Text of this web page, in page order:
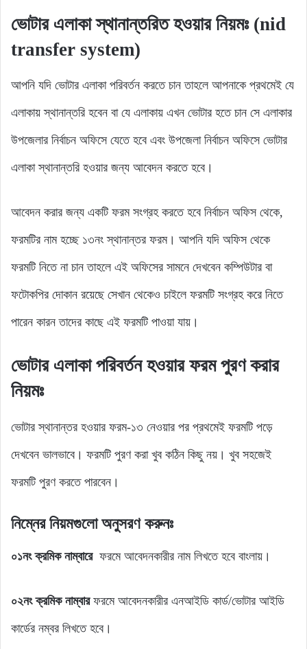
ভোটার এলাকা স্থানান্তরিত হওয়ার নিয়মঃ (nid
transfer system)
আপনি যদি ভোটার এলাকা পরিবর্তন করতে চান তাহলে আপনাকে প্রথমেই যে
এলাকায় স্থানান্তরি হবেন বা যে এলাকায় এখন ভোটার হতে চান সে এলাকার
উপজেলার নির্বাচন অফিসে যেতে হবে এবং উপজেলা নির্বাচন অফিসে ভোটার
এলাকা স্থানান্তরি হওয়ার জন্য আবেদন করতে হবে।
আবেদন করার জন্য একটি ফরম সংগ্রহ করতে হবে নির্বাচন অফিস থেকে,
ফরমটির নাম হচ্ছে ১৩নং স্থানান্তর ফরম। আপনি যদি অফিস থেকে
ফরমটি নিতে না চান তাহলে এই অফিসের সামনে দেখবেন কম্পিউটার বা
ফটোকপির দোকান রয়েছে সেখান থেকেও চাইলে ফরমটি সংগ্রহ করে নিতে
পারেন কারন তাদের কাছে এই ফরমটি পাওয়া যায়।
ভোটার এলাকা পরিবর্তন হওয়ার ফরম পুরণ করার
নিয়মঃ
ভোটার স্থানান্তর হওয়ার ফরম-১৩ নেওয়ার পর প্রথমেই ফরমটি পড়ে
দেখবেন ভালভাবে। ফরমটি পুরণ করা খুব কঠিন কিছু নয়। খুব সহজেই
ফরমটি পুরণ করতে পারবেন।
নিম্নের নিয়মগুলো অনুসরণ করুনঃ
০১নংক্রমিক নাম্বারেফরমে আবেদনকারীর নাম লিখতে হবে বাংলায়।
০২নংক্রমিক নাম্বারফরমে আবেদনকারীর এনআইডি কার্ড/ভোটার আইডি
কার্ডের নম্বর লিখতে হবে।